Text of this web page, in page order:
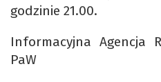
godzinie 21.00.
Informacyjna
PaW